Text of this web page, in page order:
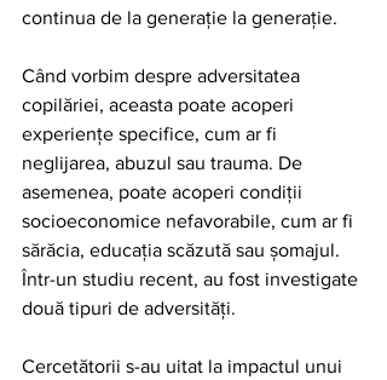
continua de la generație la generație.
Când vorbim despre adversitatea
copilăriei, aceasta poate acoperi
experiențe specifice, cum ar fi
neglijarea, abuzul sau trauma. De
asemenea, poate acoperi condiții
socioeconomice nefavorabile, cum ar fi
sărăcia, educația scăzută sau șomajul.
Într-un studiu recent, au fost investigate
două tipuri de adversități.
Cercetătorii s-au uitat la impactul unui